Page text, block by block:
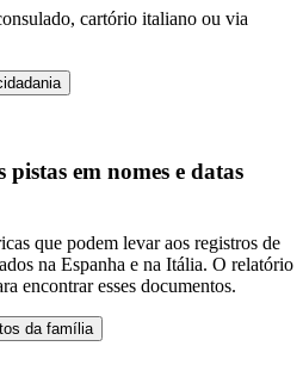
cartório italiano ou via
em nomes e datas
que podem levar aos registros de
na Espanha e na Itália. O relatório
encontrar esses documentos.
da família